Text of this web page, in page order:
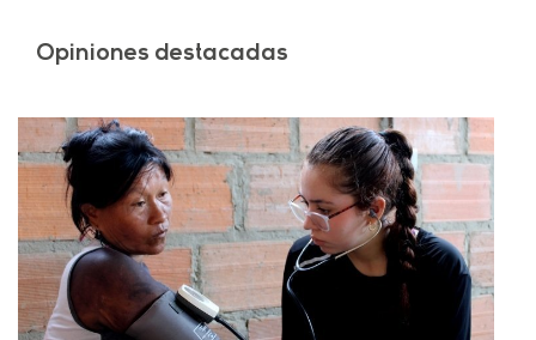
Opiniones destacadas